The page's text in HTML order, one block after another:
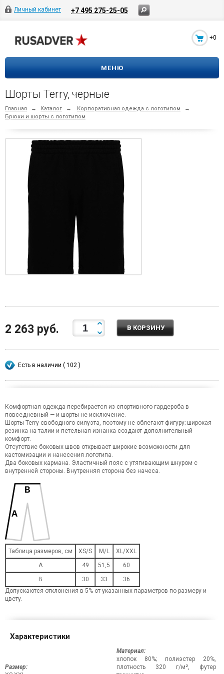
Личный кабинет +7 495 275-25-05
+0
МЕНЮ
Шорты Terry, черные
Главная → Каталог → Корпоративная одежда с логотипом
→
Брюки и шорты с логотипом
2 263 руб. В КОРЗИНУ
Есть в наличии ( 102 )
Комфортная одежда перебирается из спортивного гардероба в
повседневный — и шорты не исключение.
Шорты Terry свободного силуэта, поэтому не облегают фигуру; широкая
резинка на талии и петельная изнанка создают дополнительный
комфорт.
Отсутствие боковых швов открывает широкие возможности для
кастомизации и нанесения логотипа.
Два боковых кармана. Эластичный пояс с утягивающим шнуром с
внутренней стороны. Внутренняя сторона без начеса.
Таблица размеров, см XS/S M/L
XL/XXL
A
49 51,5
60
B
30 33
36
Допускаются отклонения в 5% от указанных параметров по размеру и
цвету.
Характеристики
Размер:
Материал:
хлопок 80%; полиэстер 20%,
плотность 320 г/м², футер